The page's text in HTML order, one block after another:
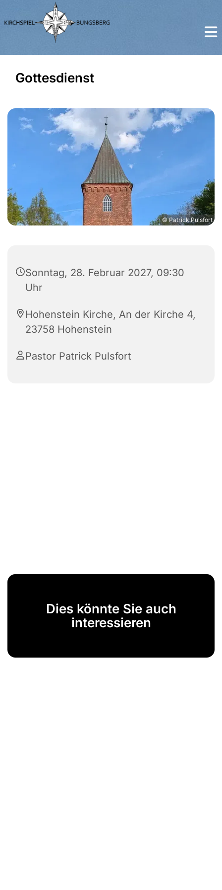
Gottesdienst
© Patrick Pulsfort
Sonntag, 28. Februar 2027, 09:30
Uhr
Hohenstein Kirche, An der Kirche 4,
23758 Hohenstein
Pastor Patrick Pulsfort
Dies könnte Sie auch
interessieren